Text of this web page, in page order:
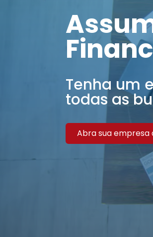
Tenha um
todas as
Abra sua empresa